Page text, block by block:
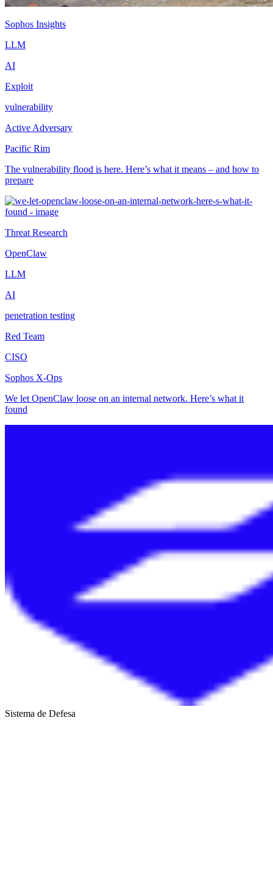
Sophos Insights
LLM
AI
Exploit
vulnerability
Active Adversary
Pacific Rim
The vulnerability flood is here. Here’s what it means – and how to
prepare
Threat Research
OpenClaw
LLM
AI
penetration testing
Red Team
CISO
Sophos X-Ops
We let OpenClaw loose on an internal network. Here’s what it
found
Sistema de Defesa